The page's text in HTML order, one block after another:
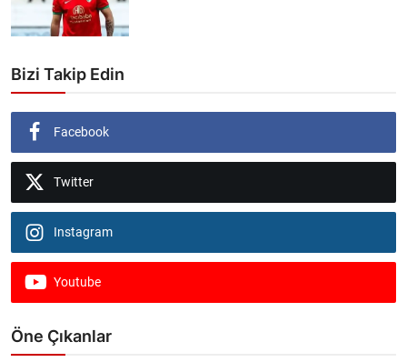
Bizi Takip Edin
Facebook
Twitter
Instagram
Youtube
Öne Çıkanlar